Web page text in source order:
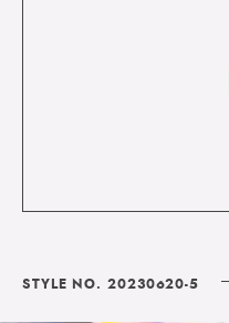
STYLE NO. 20230620-5